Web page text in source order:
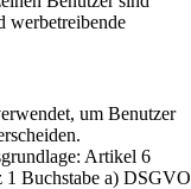
werbetreibende
um Benutzer
Artikel 6
1 Buchstabe a) DSGVO